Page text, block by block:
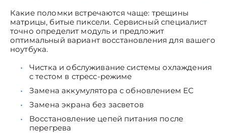
Какие поломки встречаются чаще: трещины
матрицы, битые пиксели. Сервисный специалист
точно определит модуль и предложит
оптимальный вариант восстановления для вашего
ноутбука.
Чистка и обслуживание системы охлаждения
с тестом в стресс-режиме
Замена аккумулятора с обновлением EC
Замена экрана без засветов
Восстановление цепей питания после
перегрева